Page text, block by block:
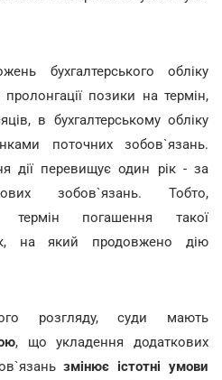
бухгалтерського обліку
позики на термін,
в бухгалтерському обліку
поточних зобов`язань.
дії перевищує один рік - за
зобов`язань. Тобто,
погашення такої
на який продовжено дію
розгляду, суди мають
, що укладення додаткових
змінює істотні умови